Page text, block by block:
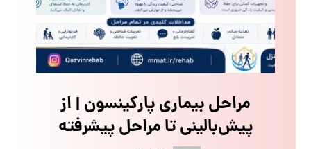
مراحل بیماری پارکینسون | از
پیش‌بالینی تا مراحل پیشرفته